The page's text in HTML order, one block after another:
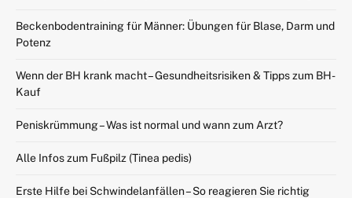
Beckenbodentraining für Männer: Übungen für Blase, Darm und
Potenz
Wenn der BH krank macht – Gesundheitsrisiken & Tipps zum BH-
Kauf
Peniskrümmung – Was ist normal und wann zum Arzt?
Alle Infos zum Fußpilz (Tinea pedis)
Erste Hilfe bei Schwindelanfällen – So reagieren Sie richtig